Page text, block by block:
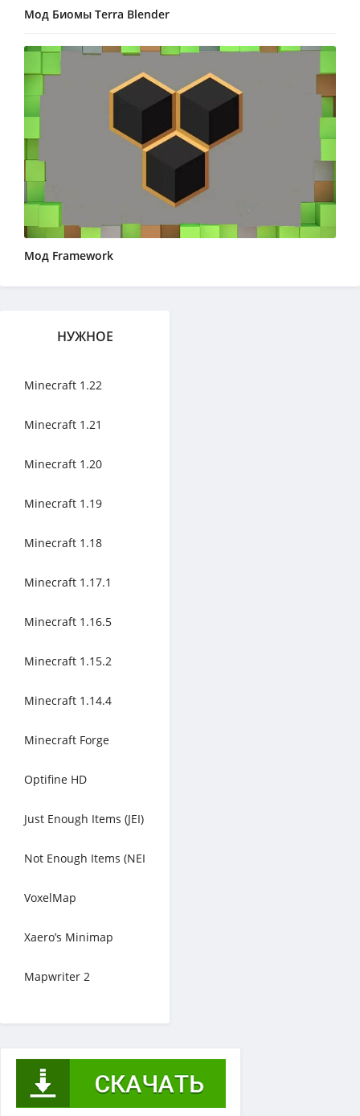
Мод Биомы Terra Blender
Мод Framework
НУЖНОЕ
Minecraft 1.22
Minecraft 1.21
Minecraft 1.20
Minecraft 1.19
Minecraft 1.18
Minecraft 1.17.1
Minecraft 1.16.5
Minecraft 1.15.2
Minecraft 1.14.4
Minecraft Forge
Optifine HD
Just Enough Items (JEI)
Not Enough Items (NEI
VoxelMap
Xaero’s Minimap
Mapwriter 2